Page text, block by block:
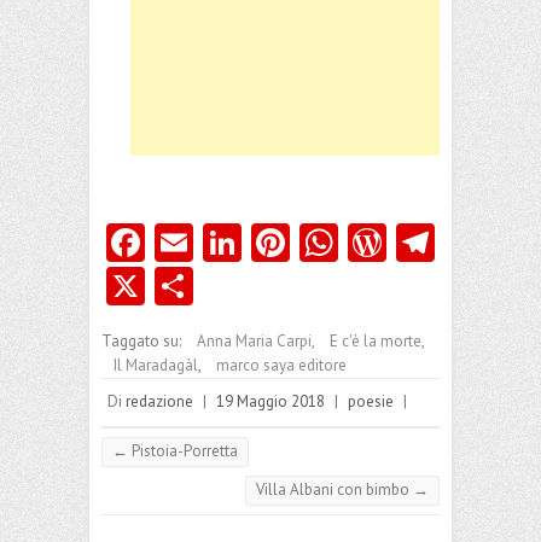
Fa
ce
b
o
o
k
E
l
Li
dI
n
Pi
es
t
W
A
p
W
Pr
es
X
o
n
di
vi
Taggato su: Anna Maria Carpi, E c'è la morte,
Il Maradagàl,
marco saya editore
Di redazione | 19 Maggio 2018 | poesie |
← Pistoia-Porretta
Villa Albani con bimbo →